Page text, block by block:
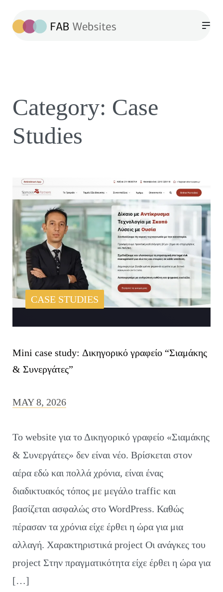
Category: Case
Studies
CASE STUDIES
Mini case study: Δικηγορικό γραφείο “Σιαμάκης
& Συνεργάτες”
MAY 8, 2026
To website για το Δικηγορικό γραφείο «Σιαμάκης
& Συνεργάτες» δεν είναι νέο. Βρίσκεται στον
αέρα εδώ και πολλά χρόνια, είναι ένας
διαδικτυακός τόπος με μεγάλο traffic και
βασίζεται ασφαλώς στο WordPress. Καθώς
πέρασαν τα χρόνια είχε έρθει η ώρα για μια
αλλαγή. Χαρακτηριστικά project Οι ανάγκες του
project Στην πραγματικότητα είχε έρθει η ώρα για
[…]